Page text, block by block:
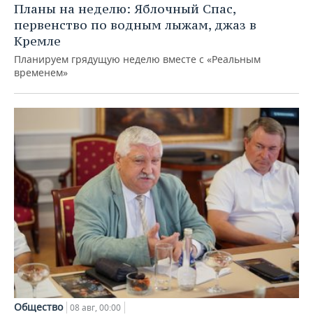
Планы на неделю: Яблочный Спас,
первенство по водным лыжам, джаз в
Кремле
Планируем грядущую неделю вместе с «Реальным
временем»
Общество 08 авг, 00:00